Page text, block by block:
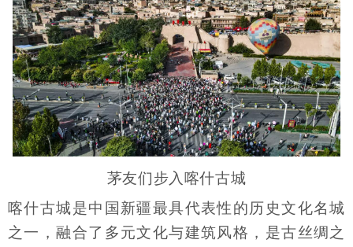
茅友们步入喀什古城
喀什古城是中国新疆最具代表性的历史文化名城
之一，融合了多元文化与建筑风格，是古丝绸之